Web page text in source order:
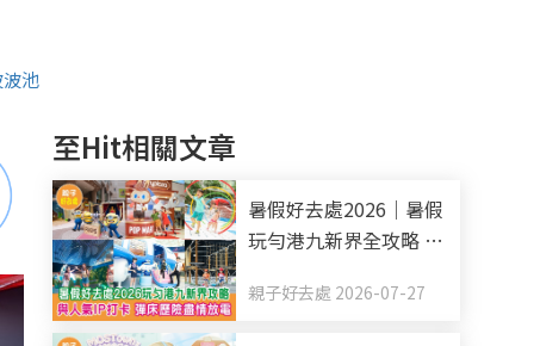
池
至Hit相關文章
暑假好去處2026｜暑假
玩勻港九新界全攻略 與
情放電（持續更新）
親子好去處 2026-07-27